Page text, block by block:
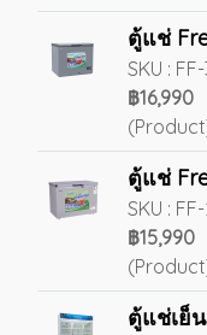
ตู้แช่
SKU :
฿16,990
ตู้แช่
SKU :
฿15,990
ตู้แช่เย็